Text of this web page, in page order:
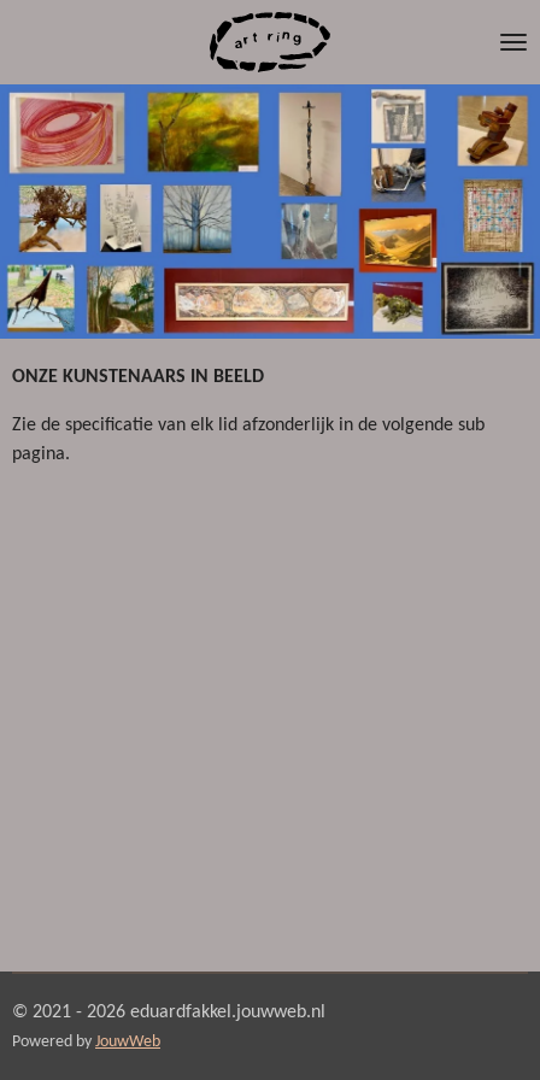
naar
de
hoofdinhoud
ONZE KUNSTENAARS IN BEELD
Zie de specificatie van elk lid afzonderlijk in de volgende sub
pagina.
© 2021 - 2026 eduardfakkel.jouwweb.nl
Powered by JouwWeb